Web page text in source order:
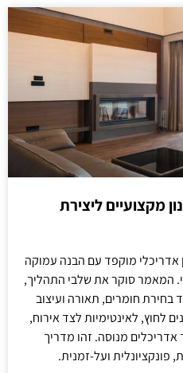
מקצועיים ליצירת
אדריכלי מוקפד עם הבנה עמוקה
המאמר סוקר את שלבי התהליך,
בחירת חומרים, תאורה ועיצוב
לחוץ, לאינטימיות לצד אירוח,
אדריכלים מנוסה. זהו מדריך
ועל-זמנית.